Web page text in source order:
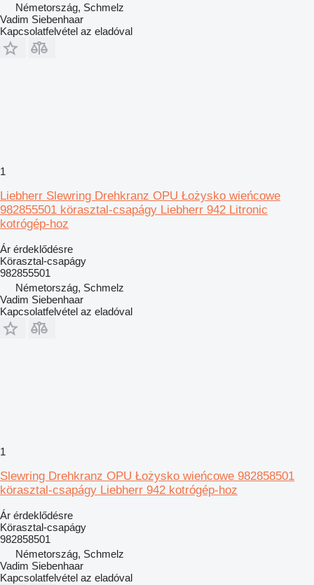
Németország, Schmelz
Vadim Siebenhaar
Kapcsolatfelvétel az eladóval
1
Liebherr Slewring Drehkranz OPU Łożysko wieńcowe
982855501 körasztal-csapágy Liebherr 942 Litronic
kotrógép-hoz
Ár érdeklődésre
Körasztal-csapágy
982855501
Németország, Schmelz
Vadim Siebenhaar
Kapcsolatfelvétel az eladóval
1
Slewring Drehkranz OPU Łożysko wieńcowe 982858501
körasztal-csapágy Liebherr 942 kotrógép-hoz
Ár érdeklődésre
Körasztal-csapágy
982858501
Németország, Schmelz
Vadim Siebenhaar
Kapcsolatfelvétel az eladóval